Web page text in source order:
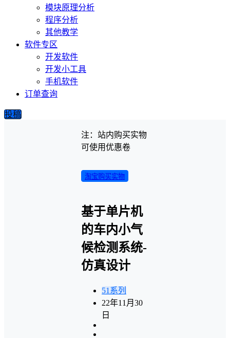
模块原理分析
程序分析
其他教学
软件专区
开发软件
开发小工具
手机软件
订单查询
投稿
注：站内购买实物
可使用优惠卷
淘宝购买实物
基于单片机
的车内小气
候检测系统-
仿真设计
51系列
22年11月30
日